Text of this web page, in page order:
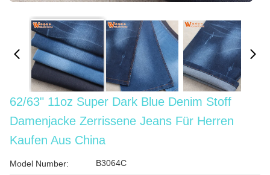
62/63" 11oz Super Dark Blue Denim Stoff
Damenjacke Zerrissene Jeans Für Herren
Kaufen Aus China
Model Number: B3064C